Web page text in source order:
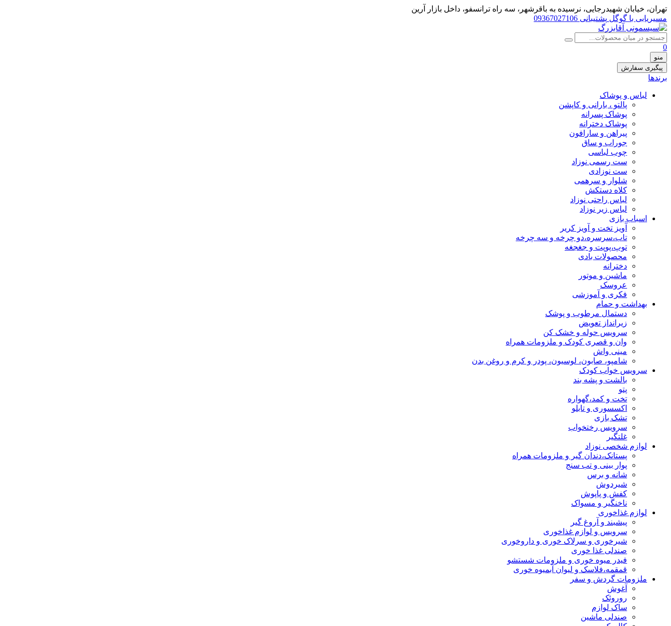
تهران، خيابان شهيدرجايى، نرسیده به باقرشهر، سه راه ترانسفو، داخل بازار آرین
مسیریابی با گوگل پشتیبانی 09367027106
0
منو
پیگیری سفارش
برندها
لباس و پوشاک
پالتو ، بارانی و کاپشن
پوشاک پسرانه
پوشاک دخترانه
پیراهن و سارافون
جوراب و ساق
چوب لباسی
ست رسمی نوزاد
ست نوزادی
شلوار و سرهمی
کلاه دستکش
لباس راحتی نوزاد
لباس زیر نوزاد
اسباب بازی
آویز تخت و آویز کریر
تاب،سرسره،دو چرخه و سه چرخه
توپ،پوپت و جغجغه
محصولات بادی
دخترانه
ماشین و موتور
عروسک
فکری و آموزشی
بهداشت و حمام
دستمال مرطوب و پوشک
زیرانداز تعویض
سرویس حوله و خشک کن
وان و قصری کودک و ملزومات همراه
مینی واش
شامپو، صابون، لوسیون، پودر و کرم و روغن بدن
سرویس خواب کودک
بالشت و پشه بند
پتو
تخت و کمد،گهواره
اکسسوری و تابلو
تشک بازی
سرویس رختخواب
غلتگیر
لوازم شخصی نوزاد
پستانک،دندان گیر و ملزومات همراه
پوار بینی و تب سنج
شانه و برس
شیردوش
کفش و پاپوش
ناخنگیر و مسواک
لوازم غذاخوری
پیشبند و آروغ گیر
سرویس و لوازم غذاخوری
شیرخوری و سرلاک خوری و داروخوری
صندلی غذا خوری
فیدر میوه خوری و ملزومات شستشو
قمقمه،فلاسک و لیوان آبمیوه خوری
ملزومات گردش و سفر
آغوش
روروئک
ساک لوازم
صندلی ماشین